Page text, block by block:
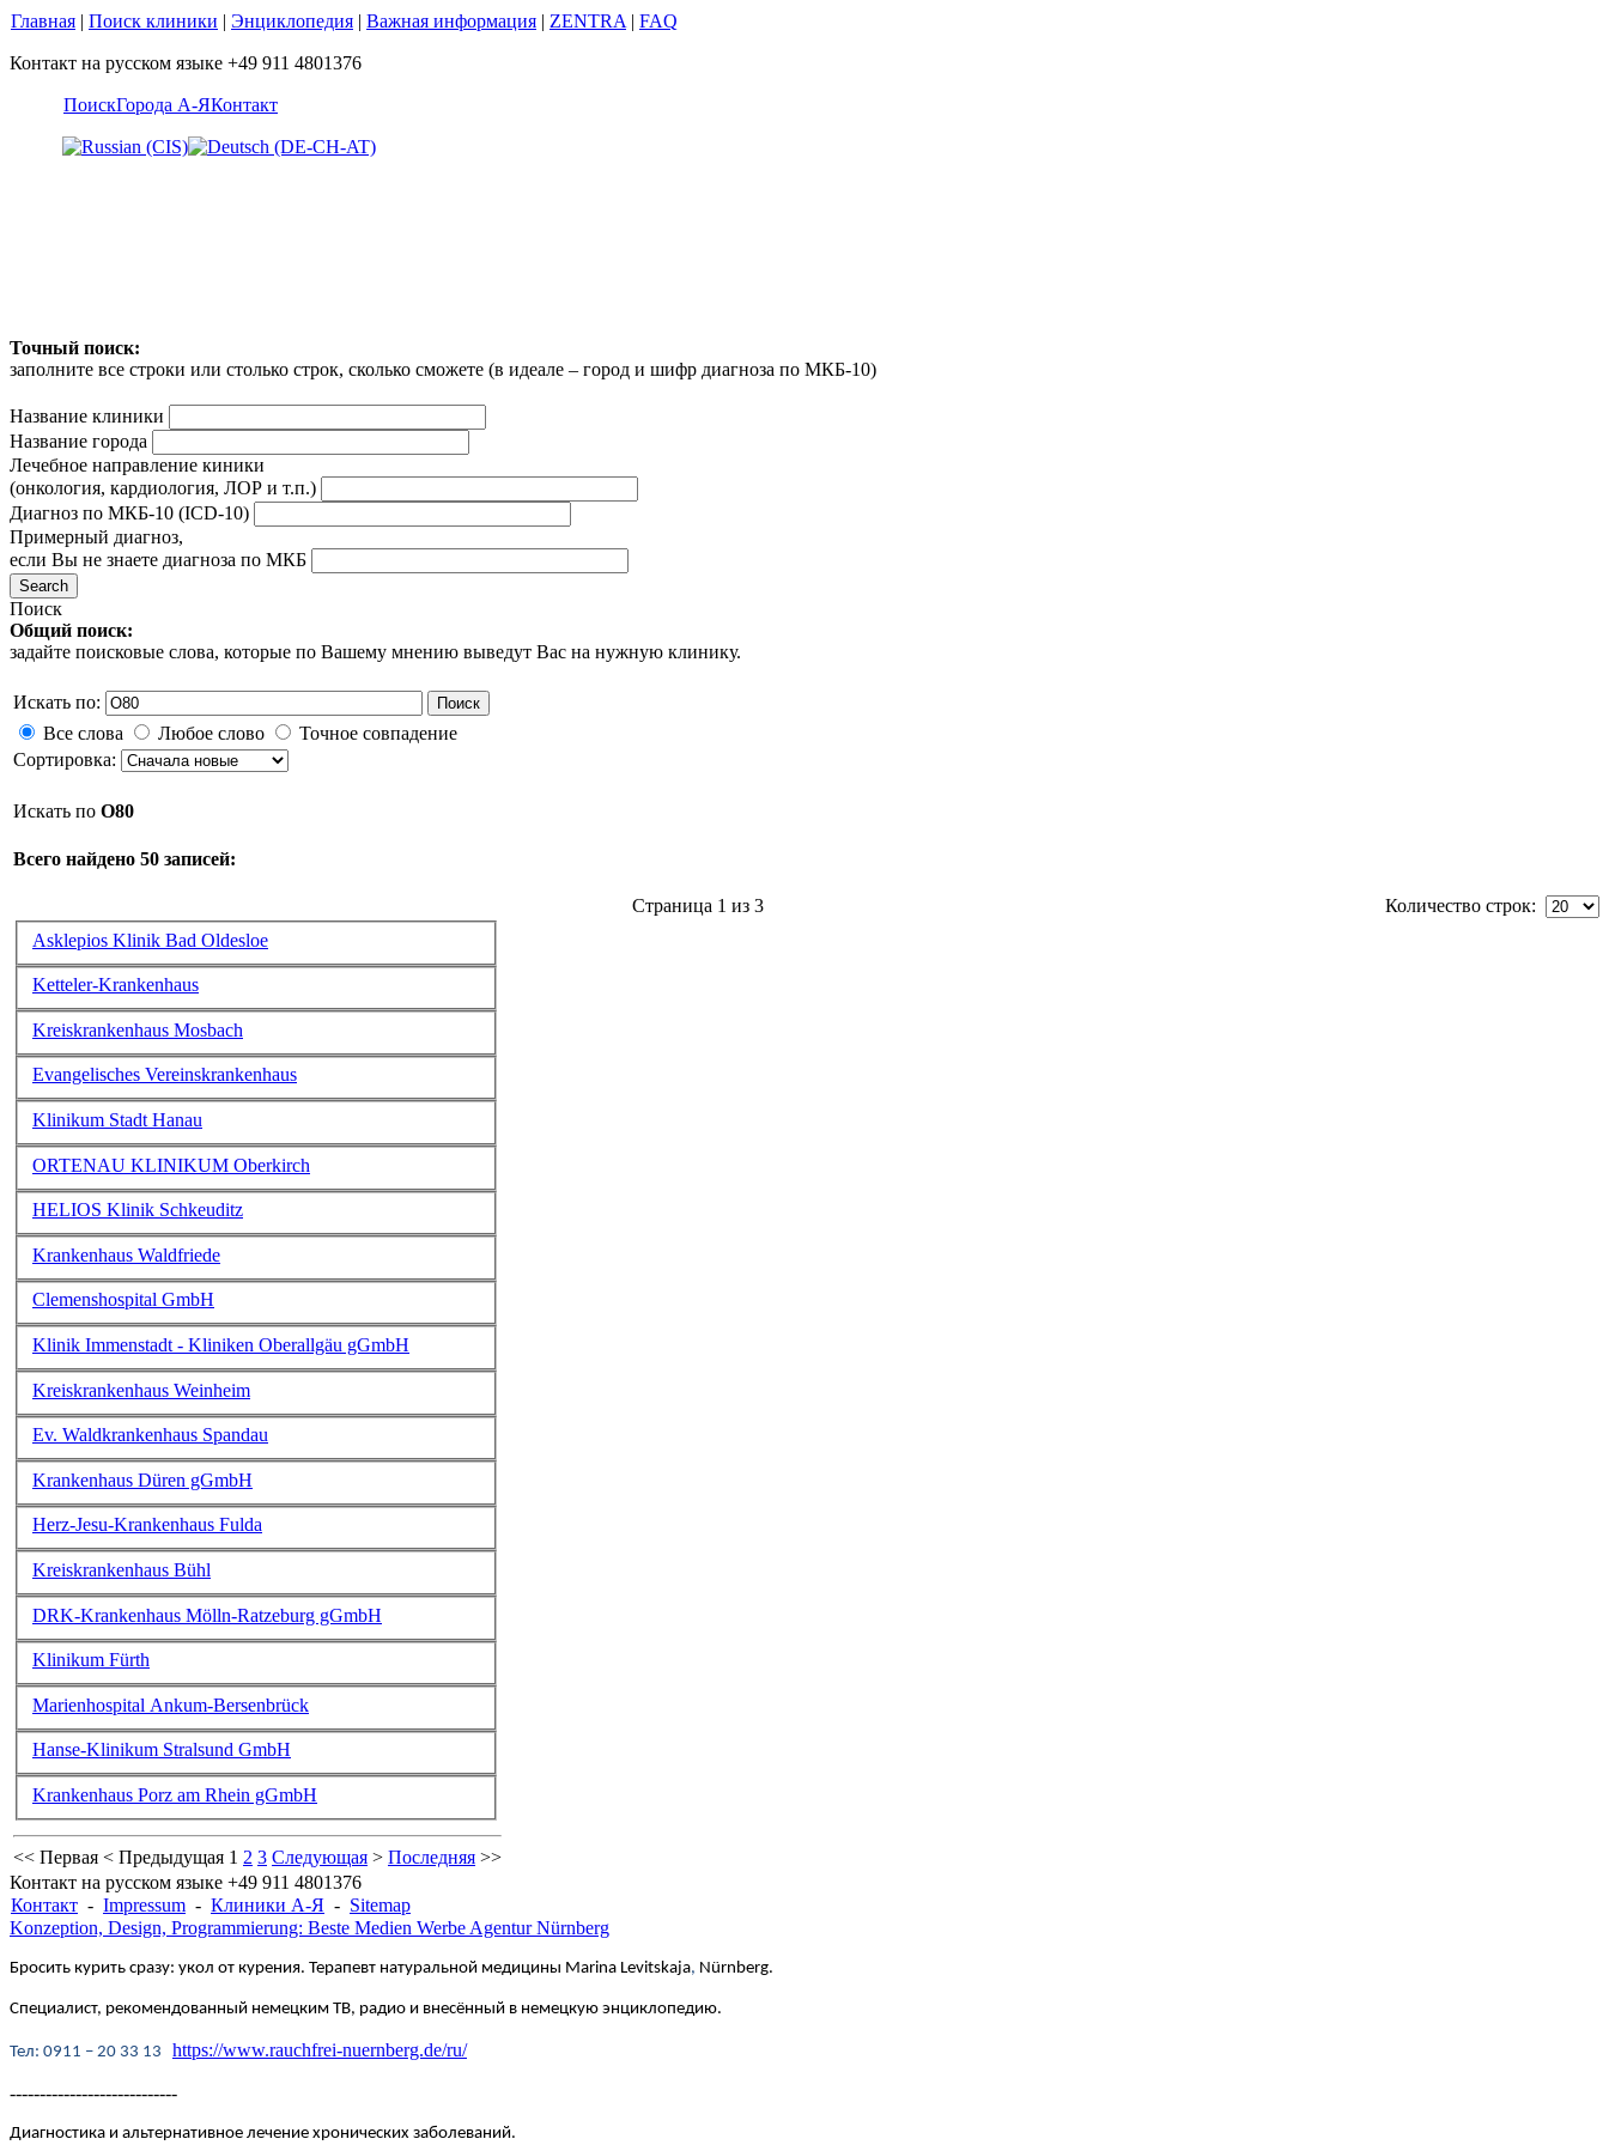
Главная | Поиск клиники | Энциклопедия | Важная информация | ZENTRA | FAQ
Контакт на русском языке +49 911 4801376
ПоискГорода А-ЯКонтакт
Точный поиск:
заполните все строки или столько строк, сколько сможете (в идеале – город и шифр диагноза по МКБ-10)
Название клиники
Название города
Лечебное направление киники
(онкология, кардиология, ЛОР и т.п.)
Диагноз по МКБ-10 (ICD-10)
Примерный диагноз,
если Вы не знаете диагноза по МКБ
Поиск
Общий поиск:
задайте поисковые слова, которые по Вашему мнению выведут Вас на нужную клинику.
Искать по: Поиск
Все слова Любое слово
Точное совпадение
Сортировка:
Искать по O80
Всего найдено 50 записей:
Количество строк:
Страница 1 из 3
Asklepios Klinik Bad Oldesloe
Ketteler-Krankenhaus
Kreiskrankenhaus Mosbach
Evangelisches Vereinskrankenhaus
Klinikum Stadt Hanau
ORTENAU KLINIKUM Oberkirch
HELIOS Klinik Schkeuditz
Krankenhaus Waldfriede
Clemenshospital GmbH
Klinik Immenstadt - Kliniken Oberallgäu gGmbH
Kreiskrankenhaus Weinheim
Ev. Waldkrankenhaus Spandau
Krankenhaus Düren gGmbH
Herz-Jesu-Krankenhaus Fulda
Kreiskrankenhaus Bühl
DRK-Krankenhaus Mölln-Ratzeburg gGmbH
Klinikum Fürth
Marienhospital Ankum-Bersenbrück
Hanse-Klinikum Stralsund GmbH
Krankenhaus Porz am Rhein gGmbH
<< Первая < Предыдущая 1 2 3 Следующая > Последняя >>
Контакт на русском языке +49 911 4801376
Контакт - Impressum - Клиники А-Я - Sitemap
Konzeption, Design, Programmierung: Beste Medien Werbe Agentur Nürnberg
Бросить курить сразу: укол от курения. Терапевт натуральной медицины Marina Levitskaja, Nürnberg.
Специалист, рекомендованный немецким ТВ, радио и внесённый в немецкую энциклопедию.
Teл: 0911 – 20 33 13 https://www.rauchfrei-nuernberg.de/ru/
----------------------------
Диагностика и альтернативное лечение хронических заболеваний.